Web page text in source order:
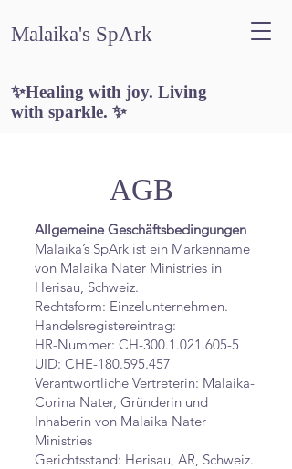
Malaika's SpArk
✨Healing with joy. Living
with sparkle. ✨
AGB
Allgemeine Geschäftsbedingungen
Malaika’s SpArk ist ein Markenname
von Malaika Nater Ministries in
Herisau, Schweiz.
Rechtsform: Einzelunternehmen.
Handelsregistereintrag:
HR-Nummer: CH-300.1.021.605-5
UID: CHE-180.595.457
Verantwortliche Vertreterin: Malaika-
Corina Nater, Gründerin und
Inhaberin von Malaika Nater
Ministries
Gerichtsstand: Herisau, AR, Schweiz.